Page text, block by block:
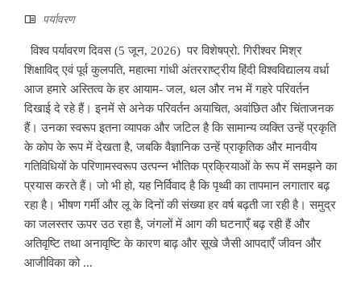
पर्यावरण
विश्व पर्यावरण दिवस (5 जून, 2026) पर विशेषप्रो. गिरीश्वर मिश्र
शिक्षाविद् एवं पूर्व कुलपति, महात्मा गांधी अंतरराष्ट्रीय हिंदी विश्वविद्यालय वर्धा
आज हमारे अस्तित्व के हर आयाम- जल, थल और नभ में गहरे परिवर्तन
दिखाई दे रहे हैं। इनमें से अनेक परिवर्तन अयाचित, अवांछित और चिंताजनक
हैं। उनका स्वरूप इतना व्यापक और जटिल है कि सामान्य व्यक्ति उन्हें प्रकृति
के कोप के रूप में देखता है, जबकि वैज्ञानिक उन्हें प्राकृतिक और मानवीय
गतिविधियों के परिणामस्वरूप उत्पन्न भौतिक प्रक्रियाओं के रूप में समझने का
प्रयास करते हैं। जो भी हो, यह निर्विवाद है कि पृथ्वी का तापमान लगातार बढ़
रहा है। भीषण गर्मी और लू के दिनों की संख्या हर वर्ष बढ़ती जा रही है। समुद्र
का जलस्तर ऊपर उठ रहा है, जंगलों में आग की घटनाएँ बढ़ रही हैं और
अतिवृष्टि तथा अनावृष्टि के कारण बाढ़ और सूखे जैसी आपदाएँ जीवन और
आजीविका को ...